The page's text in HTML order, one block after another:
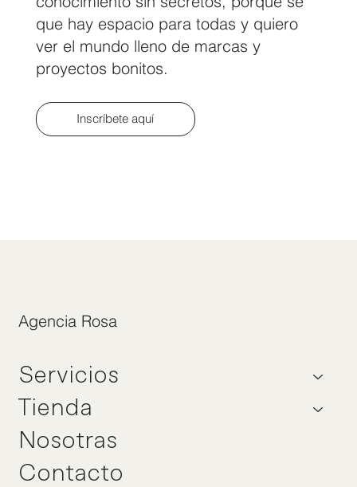
que hay espacio para todas y quiero
ver el mundo lleno de marcas y
proyectos bonitos.
Inscríbete aquí
Agencia Rosa
Servicios
Tienda
Nosotras
Contacto